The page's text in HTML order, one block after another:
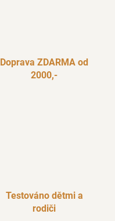
Doprava ZDARMA od
2000,-
Testováno dětmi a
rodiči